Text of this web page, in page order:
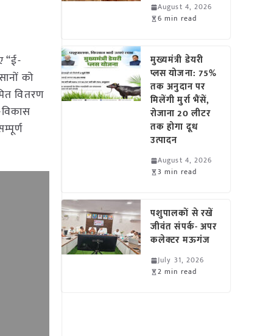
“ई-
को
वितरण
August 4, 2026
6 min read
मुख्यमंत्री डेयरी
प्लस योजना: 75%
तक अनुदान पर
मिलेंगी मुर्रा भैंसें,
रोजाना 20 लीटर
तक होगा दूध
उत्पादन
August 4, 2026
3 min read
पशुपालकों से रखें
जीवंत संपर्क- अपर
कलेक्टर मऊगंज
July 31, 2026
2 min read